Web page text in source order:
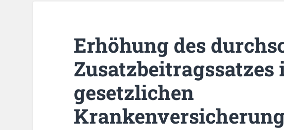
Erhöhung des
Zusatzbeitragssatzes
gesetzlichen